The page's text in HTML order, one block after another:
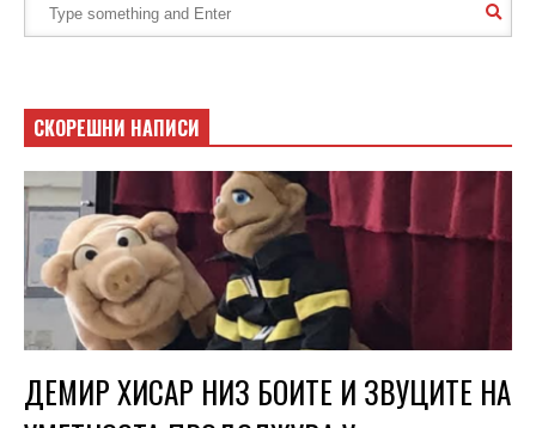
СКОРЕШНИ НАПИСИ
ДЕМИР ХИСАР НИЗ БОИТЕ И ЗВУЦИТЕ НА